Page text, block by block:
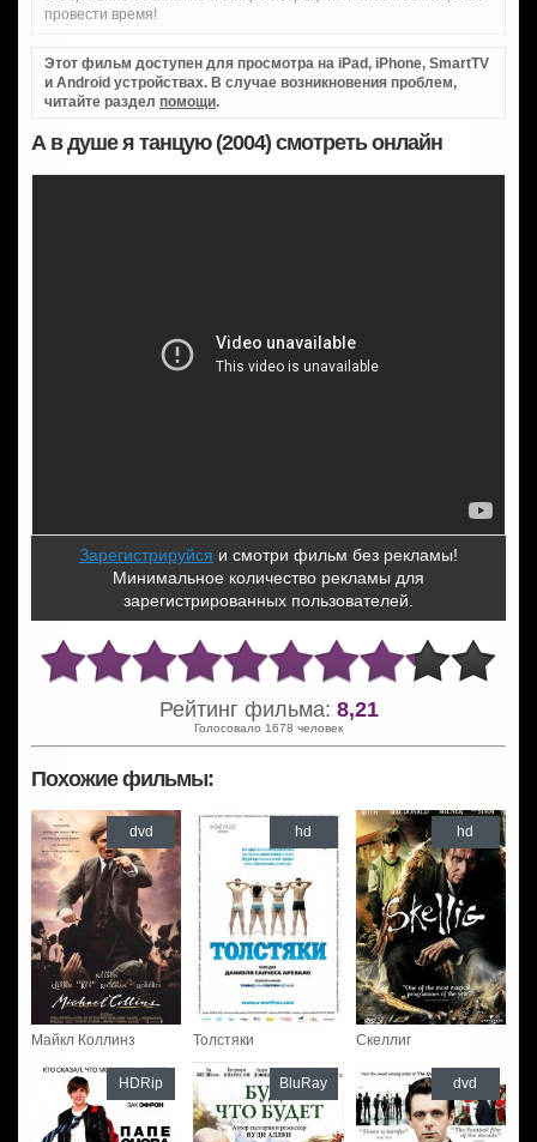
провести время!
Этот фильм доступен для просмотра на iPad, iPhone, SmartTV
и Android устройствах. В случае возникновения проблем,
читайте раздел помощи.
А в душе я танцую (2004) смотреть онлайн
Зарегистрируйся и смотри фильм без рекламы!
Минимальное количество рекламы для
зарегистрированных пользователей.
Рейтинг фильма: 8,21
Голосовало 1678 человек
Похожие фильмы:
Майкл Коллинз
dvd
Толстяки
hd
Скеллиг
hd
HDRip BluRay dvd